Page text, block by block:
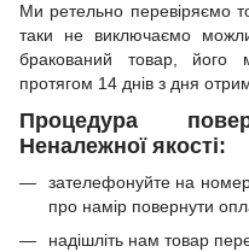
Ми ретельно перевіряємо
таки не виключаємо
бракований товар, його
протягом 14 днів з дня
Процедура
Неналежної якості:
зателефонуйте на
про намір повернути
надішліть нам товар